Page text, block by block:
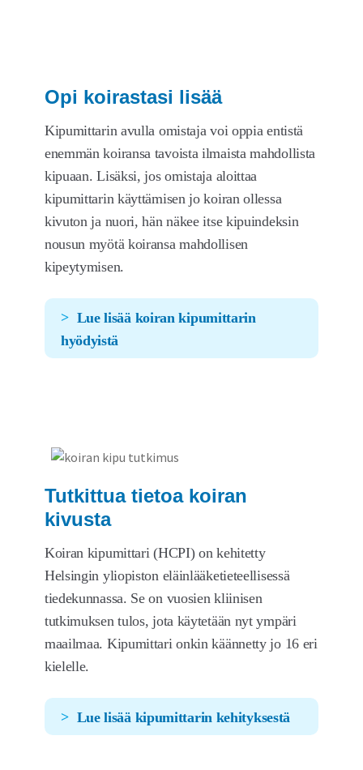
Opi koirastasi lisää
Kipumittarin avulla omistaja voi oppia entistä
enemmän koiransa tavoista ilmaista mahdollista
kipuaan. Lisäksi, jos omistaja aloittaa
kipumittarin käyttämisen jo koiran ollessa
kivuton ja nuori, hän näkee itse kipuindeksin
nousun myötä koiransa mahdollisen
kipeytymisen.
Lue lisää koiran kipumittarin
hyödyistä
Tutkittua tietoa koiran
kivusta
Koiran kipumittari (HCPI) on kehitetty
Helsingin yliopiston eläinlääketieteellisessä
tiedekunnassa. Se on vuosien kliinisen
tutkimuksen tulos, jota käytetään nyt ympäri
maailmaa. Kipumittari onkin käännetty jo 16 eri
kielelle.
Lue lisää kipumittarin kehityksestä